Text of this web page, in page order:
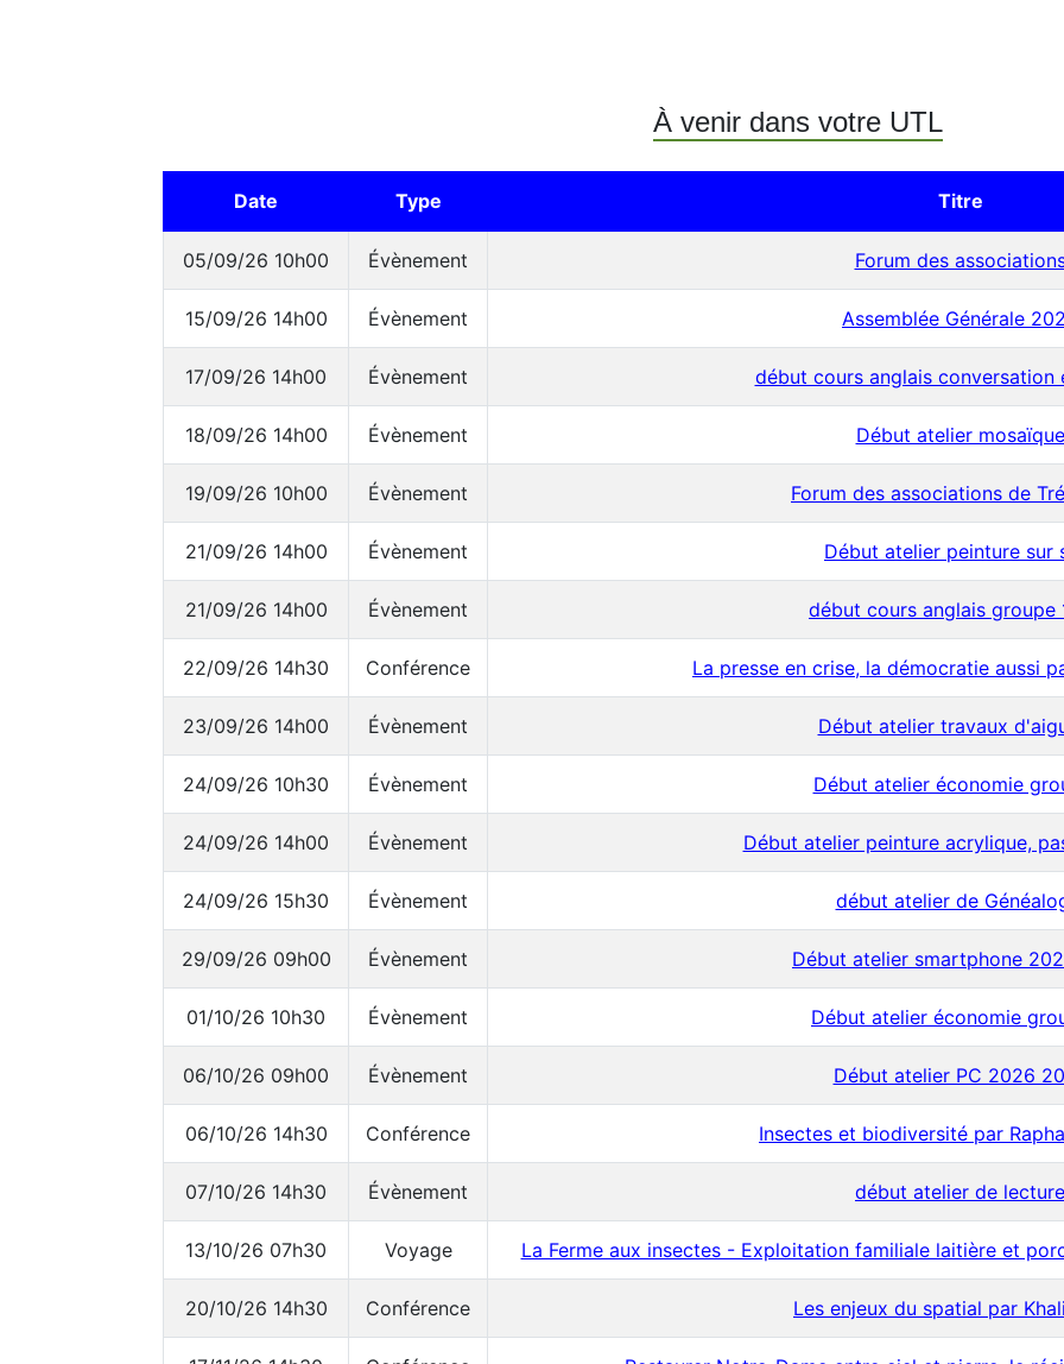
À venir dans votre UTL
Date Type Titre
05/09/26 10h00 Évènement Forum des
15/09/26 14h00 Évènement Assemblée Générale
17/09/26 14h00 Évènement début cours anglais conversation
18/09/26 14h00 Évènement Début atelier mosaïque
19/09/26 10h00 Évènement Forum des associations de
21/09/26 14h00 Évènement Début atelier peinture sur
21/09/26 14h00 Évènement début cours anglais groupe
22/09/26 14h30 Conférence La presse en crise, la démocratie aussi
23/09/26 14h00 Évènement Début atelier travaux
24/09/26 10h30 Évènement Début atelier économie
24/09/26 14h00 Évènement Début atelier peinture acrylique,
24/09/26 15h30 Évènement début atelier de
29/09/26 09h00 Évènement Début atelier smartphone
01/10/26 10h30 Évènement Début atelier économie
06/10/26 09h00 Évènement Début atelier PC 2026
06/10/26 14h30 Conférence Insectes et biodiversité par
07/10/26 14h30 Évènement début atelier de lecture
13/10/26 07h30 Voyage La Ferme aux insectes - Exploitation familiale laitière et
20/10/26 14h30 Conférence Les enjeux du spatial par